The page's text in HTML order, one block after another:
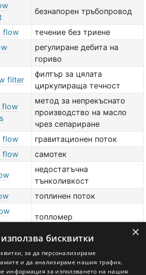
безнапорен тръбопровод
flow течение без триене
регулиране дебита на
гориво
filter
филтър за цялата
циркулираща течност
flow
метод за непрекъснато
производство на масло
чрез сепариране
flow
гравитационен поток
flow самотек
недостатъчна
тънколивкост
топлинен поток
топломер
топломер
високи води
×
бисквитки
за да персонализираме
и да анализираме нашия трафик.
информация за използването на нашия